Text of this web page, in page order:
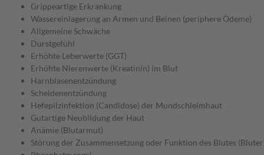
Grippeartige Erkrankung
Wassereinlagerung an Armen und Beinen (periphere Ödeme)
Allgemeine Schwäche
Durstgefühl
Erhöhte Leberwerte (GGT)
Erhöhte Nierenwerte (Kreatinin) im Blut
Harnblasenentzündung
Scheidenentzündung
Hefepilzinfektion (Candidose) der Mundschleimhaut
Gutartige Neubildung der Haut
Anämie (Blutarmut)
Störung der Zusammensetzung oder Funktion des Blutes